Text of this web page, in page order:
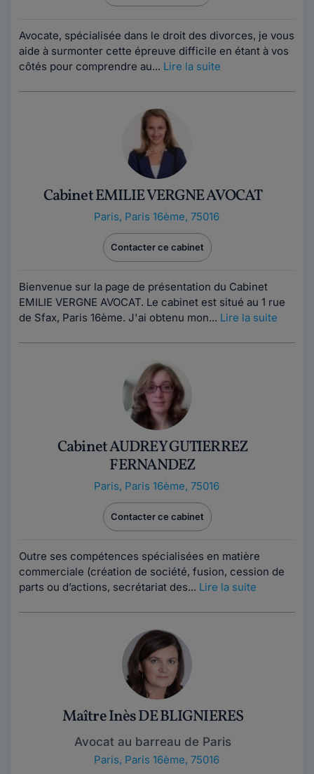
Avocate, spécialisée dans le droit des divorces, je vous
aide à surmonter cette épreuve difficile en étant à vos
côtés pour comprendre au... Lire la suite
Cabinet EMILIE VERGNE AVOCAT
Paris, Paris 16ème, 75016
Contacter ce cabinet
Bienvenue sur la page de présentation du Cabinet
EMILIE VERGNE AVOCAT. Le cabinet est situé au 1 rue
de Sfax, Paris 16ème. J'ai obtenu mon... Lire la suite
Cabinet AUDREY GUTIERREZ
FERNANDEZ
Paris, Paris 16ème, 75016
Contacter ce cabinet
Outre ses compétences spécialisées en matière
commerciale (création de société, fusion, cession de
parts ou d’actions, secrétariat des... Lire la suite
Maître Inès DE BLIGNIERES
Avocat au barreau de Paris
Paris, Paris 16ème, 75016